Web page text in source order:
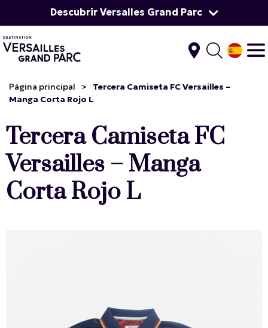
Descubrir Versalles Grand Parc
Página principal >
Tercera Camiseta FC Versailles –
Manga Corta Rojo L
Tercera Camiseta FC
Versailles – Manga
Corta Rojo L